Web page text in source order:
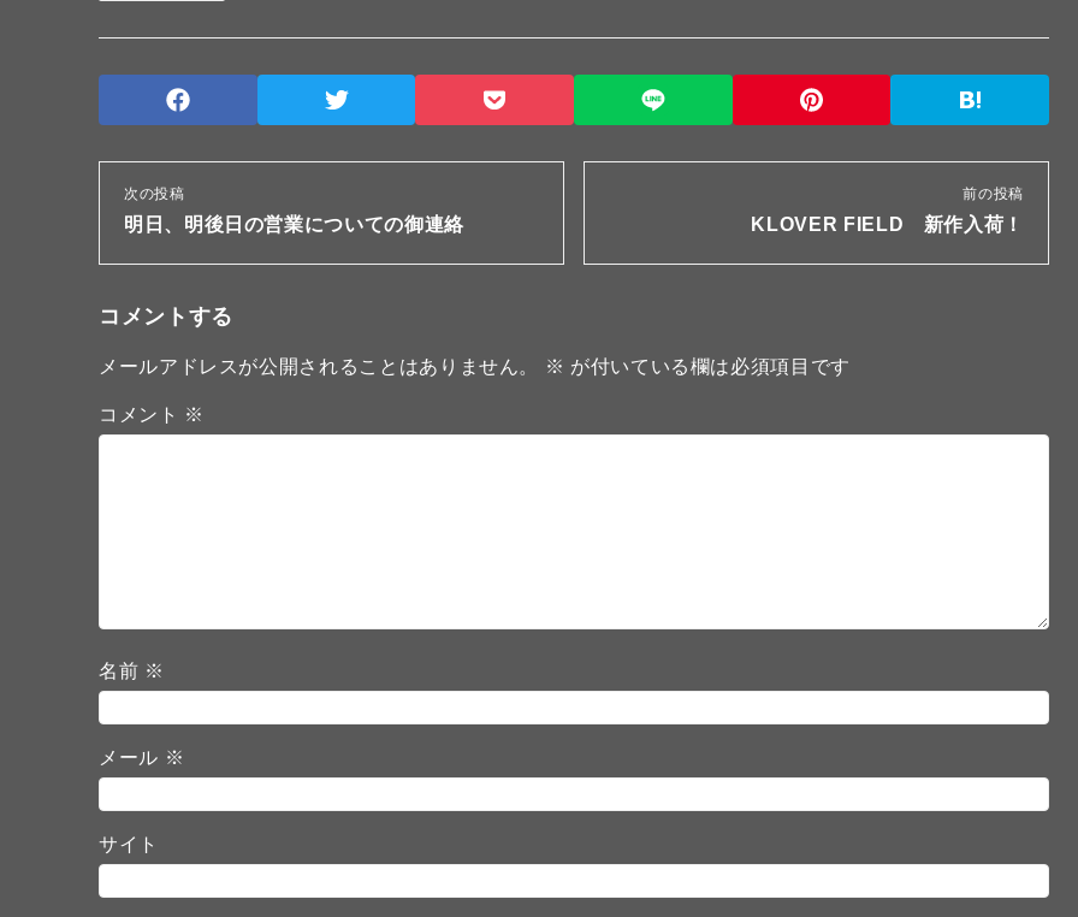
次の投稿
明日、明後日の営業についての御連絡
前の投稿
KLOVER FIELD 新作入荷！
コメントする
メールアドレスが公開されることはありません。 ※ が付いている欄は必須項目です
コメント ※
名前 ※
メール ※
サイト